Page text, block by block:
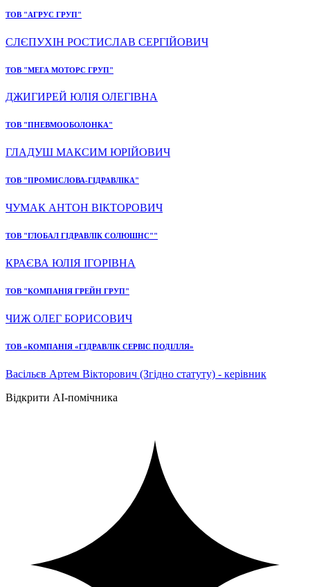
ТОВ "АГРУС ГРУП"
СЛЄПУХІН РОСТИСЛАВ СЕРГІЙОВИЧ
ТОВ "МЕГА МОТОРС ГРУП"
ДЖИГИРЕЙ ЮЛІЯ ОЛЕГІВНА
ТОВ "ПНЕВМООБОЛОНКА"
ГЛАДУШ МАКСИМ ЮРІЙОВИЧ
ТОВ "ПРОМИСЛОВА-ГІДРАВЛІКА"
ЧУМАК АНТОН ВІКТОРОВИЧ
ТОВ "ГЛОБАЛ ГІДРАВЛІК СОЛЮШНС""
КРАЄВА ЮЛІЯ ІГОРІВНА
ТОВ "КОМПАНІЯ ГРЕЙН ГРУП"
ЧИЖ ОЛЕГ БОРИСОВИЧ
ТОВ «КОМПАНІЯ «ГІДРАВЛІК СЕРВІС ПОДІЛЛЯ»
Васільєв Артем Вікторович (Згідно статуту) - керівник
Відкрити AI-помічника